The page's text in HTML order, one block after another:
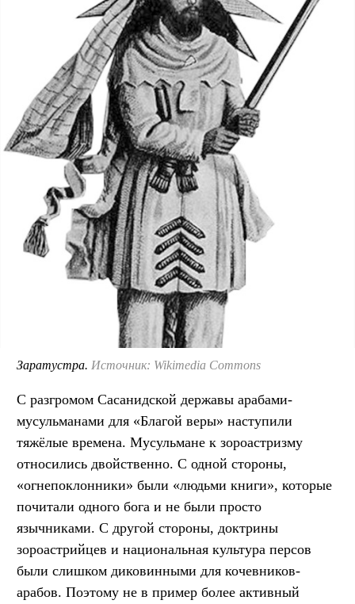
Заратустра. Источник: Wikimedia Commons
С разгромом Сасанидской державы арабами-
мусульманами для «Благой веры» наступили
тяжёлые времена. Мусульмане к зороастризму
относились двойственно. С одной стороны,
«огнепоклонники» были «людьми книги», которые
почитали одного бога и не были просто
язычниками. С другой стороны, доктрины
зороастрийцев и национальная культура персов
были слишком диковинными для кочевников-
арабов. Поэтому не в пример более активный